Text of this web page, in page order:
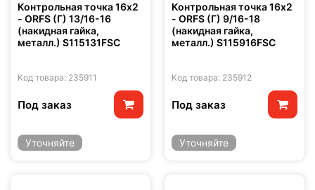
Контрольная точка 16x2
- ORFS (Г) 13/16-16
(накидная гайка,
металл.) S115131FSC
Код товара: 235911
Под заказ
Уточняйте
Контрольная точка 16x2
- ORFS (Г) 9/16-18
(накидная гайка,
металл.) S115916FSC
Код товара: 235912
Под заказ
Уточняйте